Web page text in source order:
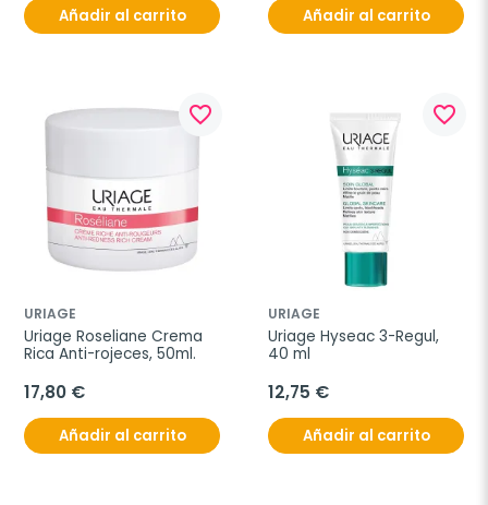
Añadir al carrito Añadir al carrito
favorite_border
URIAGE
Uriage Roseliane Crema
Rica Anti-rojeces, 50ml.
17,80 €
Añadir al carrito
favorite_border
URIAGE
Uriage Hyseac 3-Regul,
40 ml
12,75 €
Añadir al carrito